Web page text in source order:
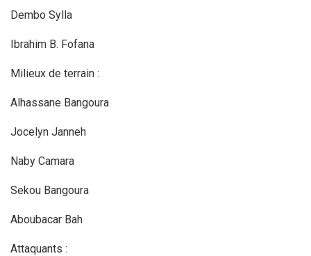
Dembo Sylla
Ibrahim B. Fofana
Milieux de terrain :
Alhassane Bangoura
Jocelyn Janneh
Naby Camara
Sekou Bangoura
Aboubacar Bah
Attaquants :